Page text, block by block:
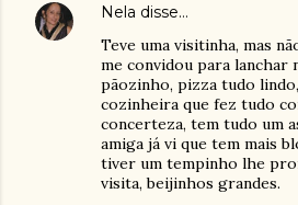
Nela disse…
Teve uma visitinha, mas
me convidou para lanchar
pãozinho, pizza tudo
cozinheira que fez tudo
concerteza, tem tudo um
amiga já vi que tem mais
tiver um tempinho lhe
visita, beijinhos grandes.